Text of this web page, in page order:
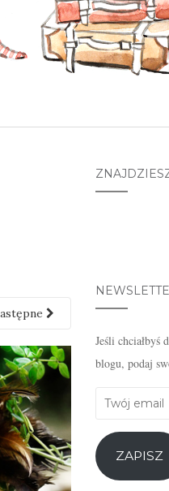
Jeśli chciałbyś
blogu, podaj
Twój
ZAPISZ